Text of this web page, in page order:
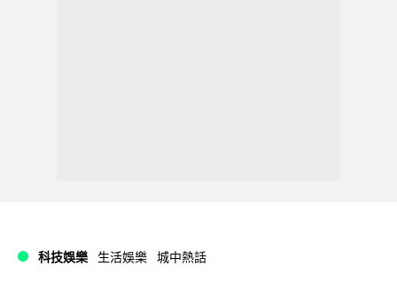
科技娛樂 生活娛樂 城中熱話